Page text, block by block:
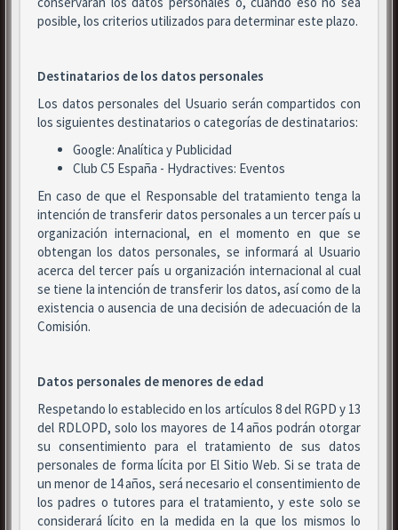
posible, los criterios utilizados para determinar este plazo.
Destinatarios de los datos personales
Los datos personales del Usuario serán compartidos con
los siguientes destinatarios o categorías de destinatarios:
Google: Analítica y Publicidad
Club C5 España - Hydractives: Eventos
En caso de que el Responsable del tratamiento tenga la
intención de transferir datos personales a un tercer país u
organización internacional, en el momento en que se
obtengan los datos personales, se informará al Usuario
acerca del tercer país u organización internacional al cual
se tiene la intención de transferir los datos, así como de la
existencia o ausencia de una decisión de adecuación de la
Comisión.
Datos personales de menores de edad
Respetando lo establecido en los artículos 8 del RGPD y 13
del RDLOPD, solo los mayores de 14 años podrán otorgar
su consentimiento para el tratamiento de sus datos
personales de forma lícita por El Sitio Web. Si se trata de
un menor de 14 años, será necesario el consentimiento de
los padres o tutores para el tratamiento, y este solo se
considerará lícito en la medida en la que los mismos lo